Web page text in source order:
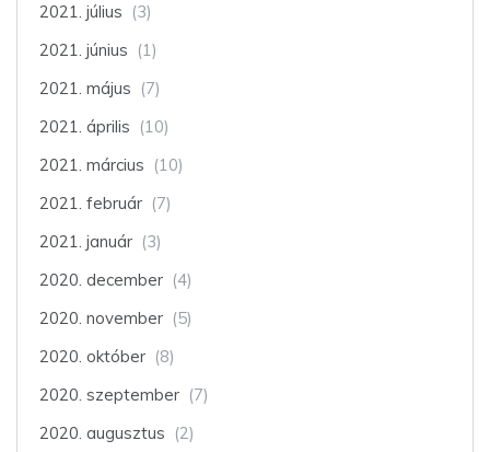
2021. július (3)
2021. június (1)
2021. május (7)
2021. április (10)
2021. március (10)
2021. február (7)
2021. január (3)
2020. december (4)
2020. november (5)
2020. október (8)
2020. szeptember (7)
2020. augusztus (2)